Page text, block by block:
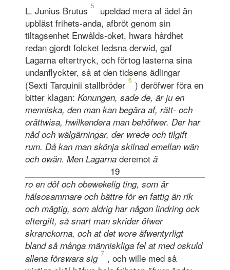
L. Junius Brutus 5
upeldad mera af ädel än
upbläst frihets-anda, afbröt genom sin
tiltagsenhet Enwålds-oket, hwars hårdhet
redan gjordt folcket ledsna derwid, gaf
Lagarna eftertryck, och förtog lasterna sina
undanflyckter, så at den tidsens ädlingar
(Sexti Tarquinii stallbröder 6 ) deröfwer föra en
bitter klagan: Konungen, sade de, är ju en
menniska, den man kan begära af, rätt- och
orättwisa, hwilkendera man behöfwer. Der har
nåd och wälgärningar, der wrede och tilgift
rum. Då kan man skönja skilnad emellan wän
och owän. Men Lagarnaderemot ä
19
ro en döf och obewekelig ting, som är
hälsosammare och bättre för en fattig än rik
och mägtig, som aldrig har någon lindring ock
eftergift, så snart man skrider öfwer
skranckorna, och at det wore äfwentyrligt
bland så många människliga fel at med oskuld
allena förswara sig 7 , och wille med så